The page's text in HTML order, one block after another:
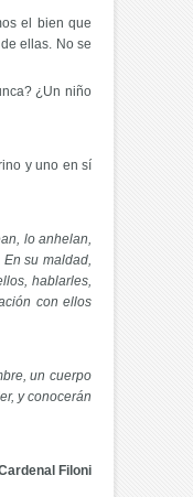
el bien que
ellas. No se
¿Un niño
y uno en sí
lo anhelan,
su maldad,
hablarles,
con ellos
un cuerpo
y conocerán
Filoni